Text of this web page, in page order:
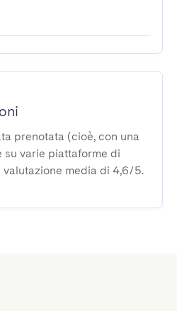
prenotata (cioè, con una
su varie piattaforme di
valutazione media di 4,6/5.